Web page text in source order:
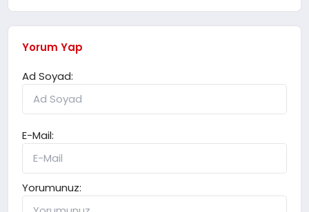
Yorum Yap
Ad Soyad:
E-Mail:
Yorumunuz: